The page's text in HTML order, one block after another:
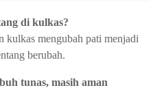
di kulkas?
kulkas mengubah pati menjadi
berubah.
tunas, masih aman